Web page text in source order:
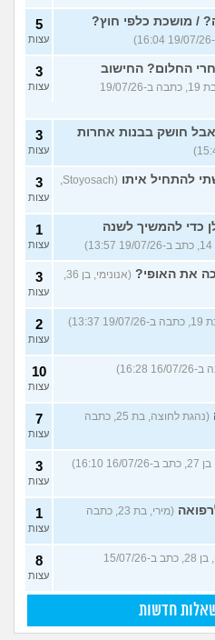
/ מושכת כלפי חוץ? 5
עצות
החלום? החישוב
(ירין, בת 19, כתבה ב-19/07/26
3
עצות
אבל חושק בבנות אחרות 3
עצות
להתחיל איתו 3
עצות
כדי להמשיך לשנה
1
עצות
את האופי? 3
עצות
2
עצות
10
עצות
(נהגת לחוצה, בת 25, כתבה
7
עצות
26 16:10)
3
עצות
(מירי, בת 23, כתבה
1
עצות
(אנונימי, בן 28, כתב ב-15/07/26
8
עצות
חדשות